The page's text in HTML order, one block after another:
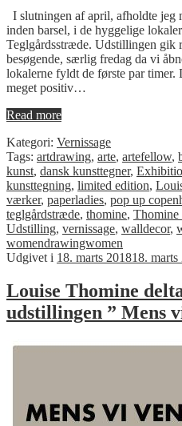
I slutningen af april, afholdte jeg
inden barsel, i de hyggelige
Teglgårdsstræde. Udstillingen gik
besøgende, særlig fredag da vi
lokalerne fyldt de første par timer.
meget positiv…
Read more
Kategori: Vernissage
Tags: artdrawing, arte, artefellow,
kunst, dansk kunsttegner,
kunsttegning, limited edition,
værker, paperladies, pop up
teglgårdstræde, thomine, Thomine
Udstilling, vernissage, walldecor,
womendrawingwomen
Udgivet i 18. marts 201818. marts
Louise Thomine
udstillingen ” Mens